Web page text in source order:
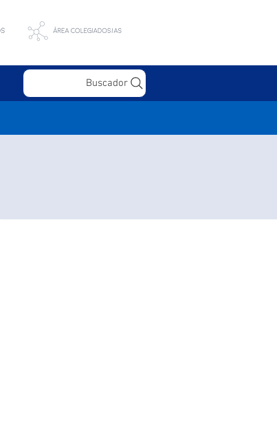
Buscador